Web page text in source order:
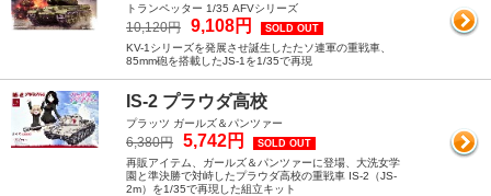
トランペッター 1/35 AFVシリーズ
10,120円 9,108円 SOLD OUT
KV-1シリーズを発展させ誕生したたソ連軍の重戦車、
85mm砲を搭載したJS-1を1/35で再現
IS-2 プラウダ高校
プラッツ ガールズ＆パンツァー
6,380円 5,742円 SOLD OUT
再販アイテム、ガールズ＆パンツァーに登場、大洗女学
園と準決勝で対峙したプラウダ高校の重戦車 IS-2（JS-
2m）を1/35で再現した組立キット